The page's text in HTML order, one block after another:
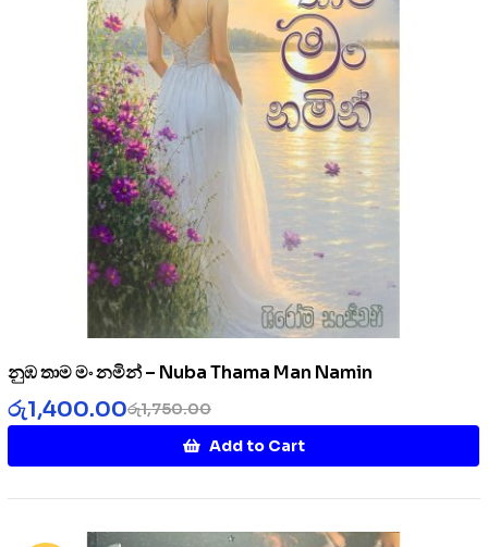
නුඹ තාම මං නමින් – Nuba Thama Man Namin
රු1,750.00
රු1,400.00
Add to Cart